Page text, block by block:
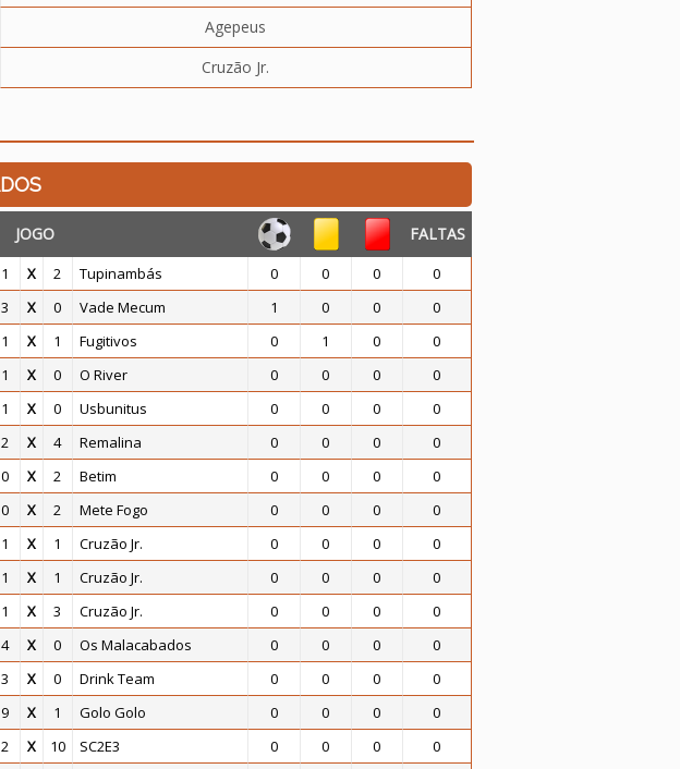
Agepeus
Cruzão Jr.
JOGO FALTAS
1 X 2 Tupinambás 0 0 0
0
3 X 0 Vade Mecum 1 0 0
0
1 X 1 Fugitivos 0 1 0
0
1 X 0 O River 0 0 0
0
1 X 0 Usbunitus 0 0 0
0
2 X 4 Remalina 0 0 0
0
0 X 2 Betim 0 0 0
0
0 X 2 Mete Fogo 0 0 0
0
1 X 1 Cruzão Jr. 0 0 0
0
1 X 1 Cruzão Jr. 0 0 0
0
1 X 3 Cruzão Jr. 0 0 0
0
4 X 0 Os Malacabados 0 0 0
0
3 X 0 Drink Team 0 0 0
0
9 X 1 Golo Golo 0 0 0
0
2 X 10 SC2E3 0 0 0
0